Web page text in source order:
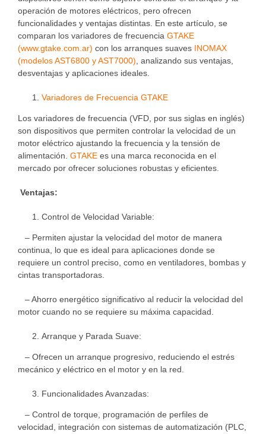
operación de motores eléctricos, pero ofrecen
funcionalidades y ventajas distintas. En este artículo, se
comparan los variadores de frecuencia GTAKE
(www.gtake.com.ar) con los arranques suaves INOMAX
(modelos AST6800 y AST7000) , analizando sus ventajas,
desventajas y aplicaciones ideales.
Variadores de Frecuencia GTAKE
Los variadores de frecuencia (VFD, por sus siglas en inglés)
son dispositivos que permiten controlar la velocidad de un
motor eléctrico ajustando la frecuencia y la tensión de
alimentación. GTAKE es una marca reconocida en el
mercado por ofrecer soluciones robustas y eficientes.
Ventajas:
Control de Velocidad Variable:
– Permiten ajustar la velocidad del motor de manera
continua, lo que es ideal para aplicaciones donde se
requiere un control preciso, como en ventiladores, bombas y
cintas transportadoras.
– Ahorro energético significativo al reducir la velocidad del
motor cuando no se requiere su máxima capacidad.
Arranque y Parada Suave:
– Ofrecen un arranque progresivo, reduciendo el estrés
mecánico y eléctrico en el motor y en la red.
Funcionalidades Avanzadas:
– Control de torque, programación de perfiles de
velocidad, integración con sistemas de automatización (PLC,